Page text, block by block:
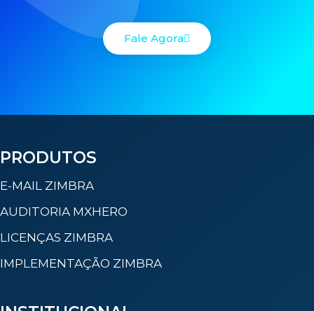
Fale Agora
PRODUTOS
E-MAIL ZIMBRA
AUDITORIA MXHERO
LICENÇAS ZIMBRA
IMPLEMENTAÇÃO ZIMBRA